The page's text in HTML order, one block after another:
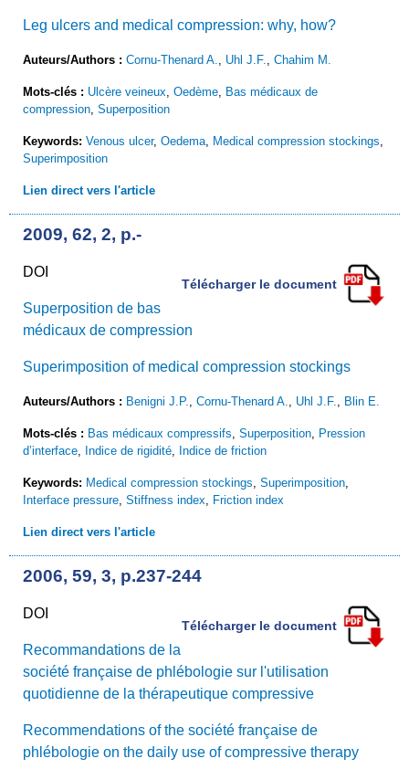
Leg ulcers and medical compression: why, how?
Auteurs/Authors : Cornu-Thenard A. Uhl J.F. Chahim M.
Mots-clés : Ulcère veineux Oedème
Bas médicaux de
compression Superposition
Keywords: Venous ulcer, Oedema Medical compression stockings
Superimposition
Lien direct vers l'article
2009, 62, 2, p.-
DOI
Télécharger le document
Superposition de bas
médicaux de compression
Superimposition of medical compression stockings
Auteurs/Authors : Benigni J.P. Cornu-Thenard A. Uhl J.F. Blin E.
Mots-clés : Bas médicaux compressifs Superposition
Pression
d’interface
Indice de rigidité Indice de friction
Keywords: Medical compression stockings Superimposition
Interface pressure Stiffness index Friction index
Lien direct vers l'article
2006, 59, 3, p.237-244
DOI
Télécharger le document
Recommandations de la
société française de phlébologie sur l'utilisation
quotidienne de la thérapeutique compressive
Recommendations of the société française de
phlébologie on the daily use of compressive therapy